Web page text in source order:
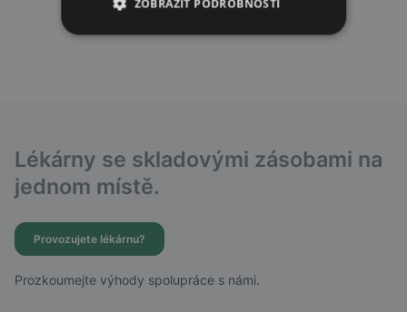
Lékárny se skladovými zásobami na
jednom místě.
Provozujete lékárnu?
Prozkoumejte výhody spolupráce s námi.
ZOBRAZIT PODROBNOSTI